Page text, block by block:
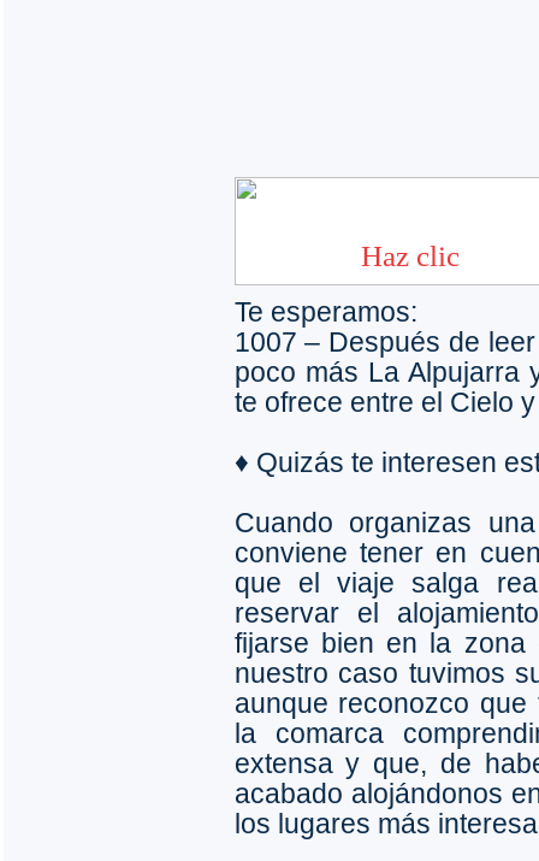
Te esperamos:
1007 – Después de
poco más La Alpujarra
te ofrece entre el Cielo
♦ Quizás te interesen
Cuando organizas
conviene tener en
que el viaje salga
reservar el
fijarse bien en la zona
nuestro caso tuvimos
aunque reconozco
la comarca
extensa y que, de
acabado alojándonos
los lugares más